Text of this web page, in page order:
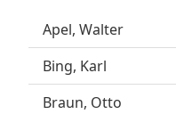
Apel, Walter
Bing, Karl
Braun, Otto